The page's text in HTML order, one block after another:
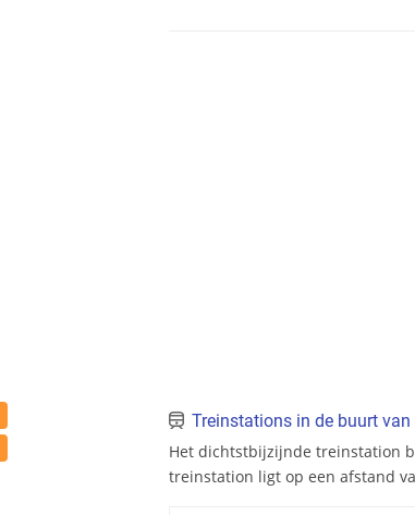
Treinstations in de buurt
Het dichtstbijzijnde treinstation
treinstation ligt op een afstand